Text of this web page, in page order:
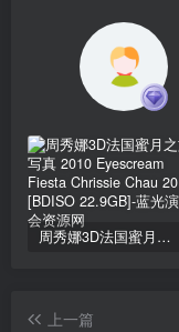
周秀娜3D法国蜜月之旅写真 2010 Eyescream Fiesta Chrissie Chau 2010 [BDISO 22.9GB]
上一篇